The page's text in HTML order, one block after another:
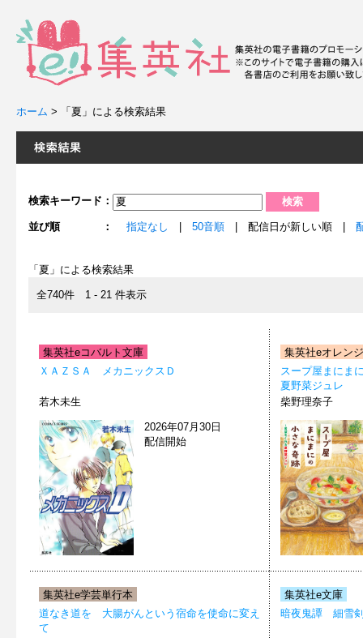
ホーム > 「夏」による検索結果
検索キーワード：
並び順 ： 指定なし 50音順 | 配信日が新しい順 |
「夏」による検索結果
全740件 1 - 21 件表示
集英社eコバルト文庫
ＸＡＺＳＡ メカニックスＤ
若木未生
2026年07月30日
配信開始
集英社eオレン
スープ屋まにま
夏野菜ジュレ
柴野理奈子
集英社e学芸単行本
道なき道を 大腸がんという宿命を使命に変え
て
集英社e文庫
暗夜鬼譚 細雪